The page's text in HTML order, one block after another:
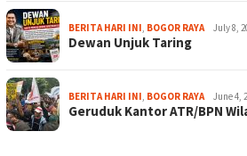
BERITA HARI INI, BOGOR RAYA July 8,
Dewan Unjuk Taring
BERITA HARI INI, BOGOR RAYA June 4,
Geruduk Kantor ATR/BPN